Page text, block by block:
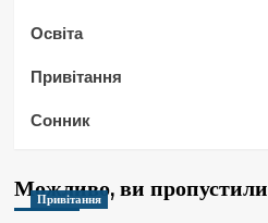
Освіта
Привітання
Сонник
Можливо, ви пропустили
Привітання